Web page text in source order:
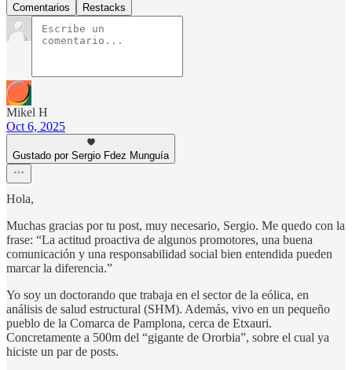
Comentarios Restacks
Mikel H
Oct 6, 2025
Gustado por Sergio Fdez Munguía
Hola,
Muchas gracias por tu post, muy necesario, Sergio. Me quedo con la
frase: “La actitud proactiva de algunos promotores, una buena
comunicación y una responsabilidad social bien entendida pueden
marcar la diferencia.”
Yo soy un doctorando que trabaja en el sector de la eólica, en
análisis de salud estructural (SHM). Además, vivo en un pequeño
pueblo de la Comarca de Pamplona, cerca de Etxauri.
Concretamente a 500m del “gigante de Ororbia”, sobre el cual ya
hiciste un par de posts.